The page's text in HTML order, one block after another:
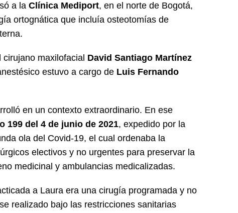
a la Clínica Mediport, en el norte de Bogotá,
ortognática que incluía osteotomías de
maxilofacial David Santiago Martínez
estuvo a cargo de Luis Fernando
en un contexto extraordinario. En ese
199 del 4 de junio de 2021, expedido por la
ola del Covid-19, el cual ordenaba la
electivos y no urgentes para preservar la
medicinal y ambulancias medicalizadas.
a Laura era una cirugía programada y no
realizado bajo las restricciones sanitarias